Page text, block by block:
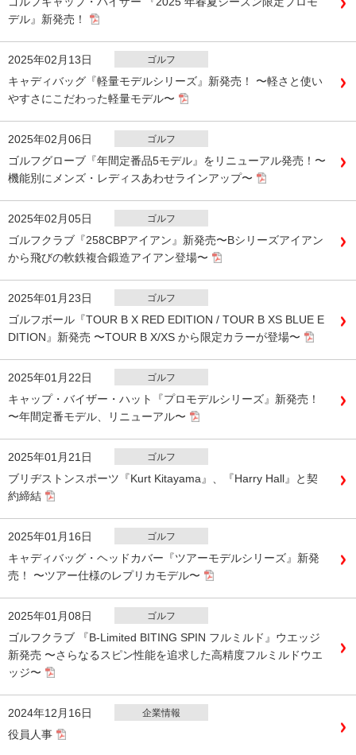
デル』新発売！
2025年02月13日 ゴルフ
キャディバッグ『軽量モデルシリーズ』新発売！ 〜軽さと使い
やすさにこだわった軽量モデル〜
2025年02月06日 ゴルフ
ゴルフグローブ『年間定番品5モデル』をリニューアル発売！〜
機能別にメンズ・レディスあわせラインアップ〜
2025年02月05日 ゴルフ
ゴルフクラブ『258CBPアイアン』新発売〜Bシリーズアイアン
から飛びの軟鉄複合鍛造アイアン登場〜
2025年01月23日 ゴルフ
ゴルフボール『TOUR B X RED EDITION / TOUR B XS BLUE E
DITION』新発売 〜TOUR B X/XS から限定カラーが登場〜
2025年01月22日 ゴルフ
キャップ・バイザー・ハット『プロモデルシリーズ』新発売！
〜年間定番モデル、リニューアル〜
2025年01月21日 ゴルフ
ブリヂストンスポーツ『Kurt Kitayama』、『Harry Hall』と契
約締結
2025年01月16日 ゴルフ
キャディバッグ・ヘッドカバー『ツアーモデルシリーズ』新発
売！ 〜ツアー仕様のレプリカモデル〜
2025年01月08日 ゴルフ
ゴルフクラブ 『B-Limited BITING SPIN フルミルド』ウエッジ
新発売 〜さらなるスピン性能を追求した高精度フルミルドウエ
ッジ〜
2024年12月16日 企業情報
役員人事